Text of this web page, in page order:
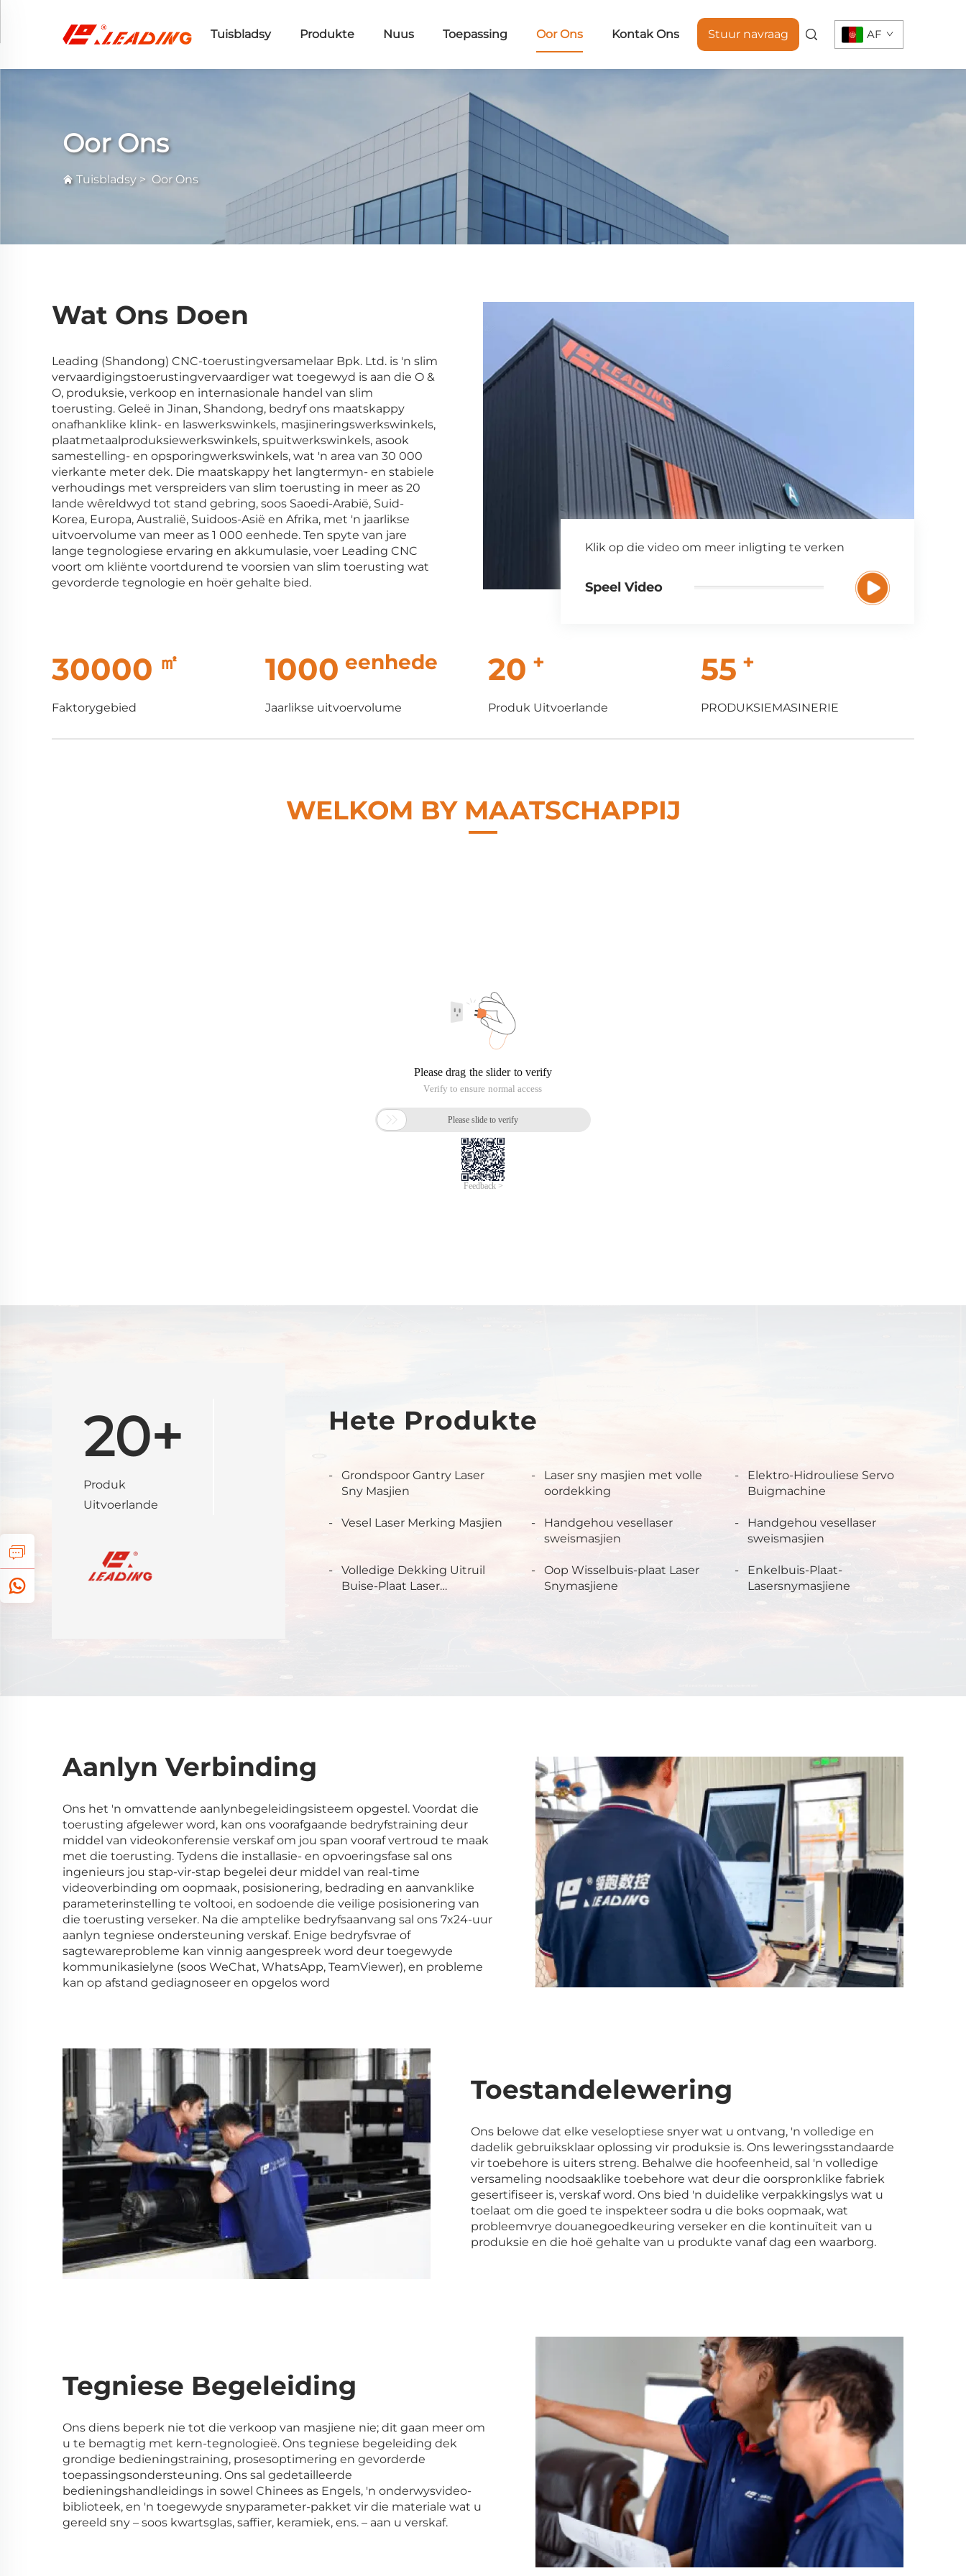
Tuisbladsy Produkte Nuus Toepassing Oor Ons Kontak Ons Stuur navraag AF
Oor Ons
Tuisbladsy > Oor Ons
Wat Ons Doen
Leading (Shandong) CNC-toerustingversamelaar Bpk. Ltd. is 'n slim
vervaardigingstoerustingvervaardiger wat toegewyd is aan die O &
O, produksie, verkoop en internasionale handel van slim
toerusting. Geleë in Jinan, Shandong, bedryf ons maatskappy
onafhanklike klink- en laswerkswinkels, masjineringswerkswinkels,
plaatmetaalproduksiewerkswinkels, spuitwerkswinkels, asook
samestelling- en opsporingwerkswinkels, wat 'n area van 30 000
vierkante meter dek. Die maatskappy het langtermyn- en stabiele
verhoudings met verspreiders van slim toerusting in meer as 20
lande wêreldwyd tot stand gebring, soos Saoedi-Arabië, Suid-
Korea, Europa, Australië, Suidoos-Asië en Afrika, met 'n jaarlikse
uitvoervolume van meer as 1 000 eenhede. Ten spyte van jare
lange tegnologiese ervaring en akkumulasie, voer Leading CNC
voort om kliënte voortdurend te voorsien van slim toerusting wat
gevorderde tegnologie en hoër gehalte bied.
Klik op die video om meer inligting te verken
Speel Video
30000 ㎡
Faktorygebied
1000 eenhede
Jaarlikse uitvoervolume
20 +
Produk Uitvoerlande
55 +
PRODUKSIEMASINERIE
WELKOM BY MAATSCHAPPIJ
20+
Produk
Uitvoerlande
Hete Produkte
Grondspoor Gantry Laser
Sny Masjien
Laser sny masjien met volle
oordekking
Elektro-Hidrouliese Servo
Buigmachine
Vesel Laser Merking Masjien
Handgehou vesellaser
sweismasjien
Handgehou vesellaser
sweismasjien
Volledige Dekking Uitruil
Buise-Plaat Laser
Oop Wisselbuis-plaat Laser
Snymasjiene
Enkelbuis-Plaat-
Lasersnymasjiene
Aanlyn Verbinding
Ons het 'n omvattende aanlynbegeleidingsisteem opgestel. Voordat die
toerusting afgelewer word, kan ons voorafgaande bedryfstraining deur
middel van videokonferensie verskaf om jou span vooraf vertroud te maak
met die toerusting. Tydens die installasie- en opvoeringsfase sal ons
ingenieurs jou stap-vir-stap begelei deur middel van real-time
videoverbinding om oopmaak, posisionering, bedrading en aanvanklike
parameterinstelling te voltooi, en sodoende die veilige posisionering van
die toerusting verseker. Na die amptelike bedryfsaanvang sal ons 7x24-uur
aanlyn tegniese ondersteuning verskaf. Enige bedryfsvrae of
sagtewareprobleme kan vinnig aangespreek word deur toegewyde
kommunikasielyne (soos WeChat, WhatsApp, TeamViewer), en probleme
kan op afstand gediagnoseer en opgelos word
Toestandelewering
Ons belowe dat elke veseloptiese snyer wat u ontvang, 'n volledige en
dadelik gebruiksklaar oplossing vir produksie is. Ons leweringsstandaarde
vir toebehore is uiters streng. Behalwe die hoofeenheid, sal 'n volledige
versameling noodsaaklike toebehore wat deur die oorspronklike fabriek
gesertifiseer is, verskaf word. Ons bied 'n duidelike verpakkingslys wat u
toelaat om die goed te inspekteer sodra u die boks oopmaak, wat
probleemvrye douanegoedkeuring verseker en die kontinuïteit van u
produksie en die hoë gehalte van u produkte vanaf dag een waarborg.
Tegniese Begeleiding
Ons diens beperk nie tot die verkoop van masjiene nie; dit gaan meer om
u te bemagtig met kern-tegnologieë. Ons tegniese begeleiding dek
grondige bedieningstraining, prosesoptimering en gevorderde
toepassingsondersteuning. Ons sal gedetailleerde
bedieningshandleidings in sowel Chinees as Engels, 'n onderwysvideo-
biblioteek, en 'n toegewyde snyparameter-pakket vir die materiale wat u
gereeld sny – soos kwartsglas, saffier, keramiek, ens. – aan u verskaf.